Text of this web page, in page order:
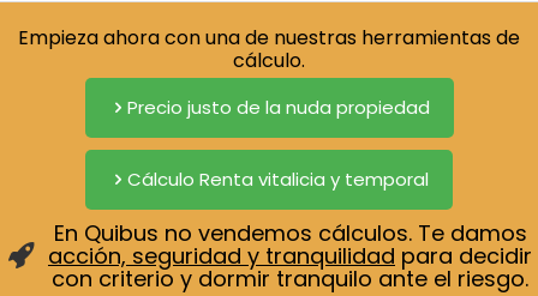
En Quibus no vendemos cálculos. Te damos
acción, seguridad y tranquilidad para decidir
con criterio y dormir tranquilo ante el riesgo.
Empieza ahora con una de nuestras herramientas de
cálculo.
Precio justo de la nuda propiedad
Cálculo Renta vitalicia y temporal